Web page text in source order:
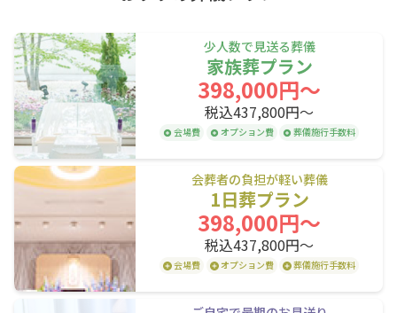
上川エリア
旭川市
後志エリア
小樽市
桑園駅
札幌駅
苗穂駅
厚別駅
森林公園駅
野幌駅
高砂駅
江別駅
豊幌駅
幌向駅
上幌向駅
岩見沢駅
峰延駅
深川駅
近文駅
旭川駅
JR室蘭本線(長万部・室蘭～苫小牧)
少人数で見送る葬儀
家族葬プラン
398,000円〜
税込437,800円〜
会場費 オプション費 葬儀施行手数料
会葬者の負担が軽い葬儀
1日葬プラン
398,000円〜
税込437,800円〜
会場費 オプション費 葬儀施行手数料